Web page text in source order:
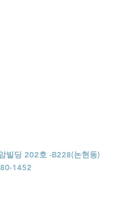
빌딩 202호 -B228(논현동)
1452